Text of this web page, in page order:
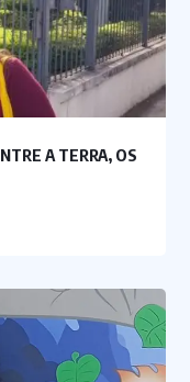
A TERRA, OS